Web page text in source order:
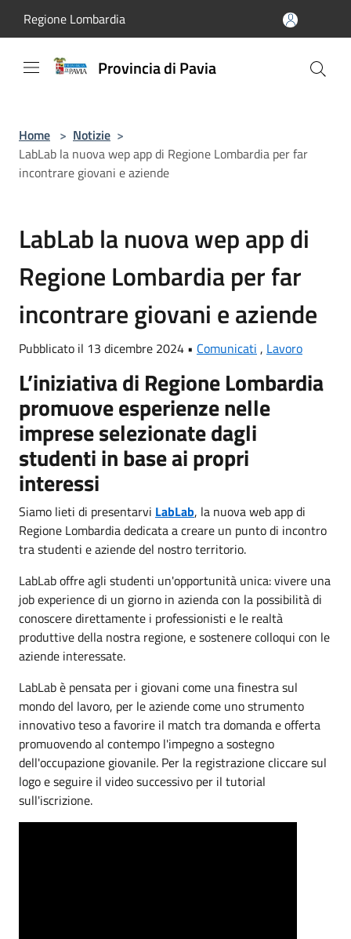
Regione Lombardia
Provincia di Pavia
Home > Notizie >
LabLab la nuova wep app di Regione Lombardia per far
incontrare giovani e aziende
LabLab la nuova wep app di
Regione Lombardia per far
incontrare giovani e aziende
Pubblicato il 13 dicembre 2024 • Comunicati , Lavoro
L’iniziativa di Regione Lombardia
promuove esperienze nelle
imprese selezionate dagli
studenti in base ai propri
interessi
Siamo lieti di presentarvi LabLab, la nuova web app di
Regione Lombardia dedicata a creare un punto di incontro
tra studenti e aziende del nostro territorio.
LabLab offre agli studenti un'opportunità unica: vivere una
job experience di un giorno in azienda con la possibilità di
conoscere direttamente i professionisti e le realtà
produttive della nostra regione, e sostenere colloqui con le
aziende interessate.
LabLab è pensata per i giovani come una finestra sul
mondo del lavoro, per le aziende come uno strumento
innovativo teso a favorire il match tra domanda e offerta
promuovendo al contempo l'impegno a sostegno
dell'occupazione giovanile. Per la registrazione cliccare sul
logo e seguire il video successivo per il tutorial
sull'iscrizione.